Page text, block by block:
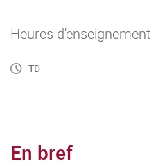
Heures d'enseignement
TD
En bref